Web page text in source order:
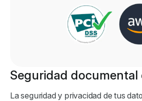
Seguridad documental
La seguridad y privacidad de tus